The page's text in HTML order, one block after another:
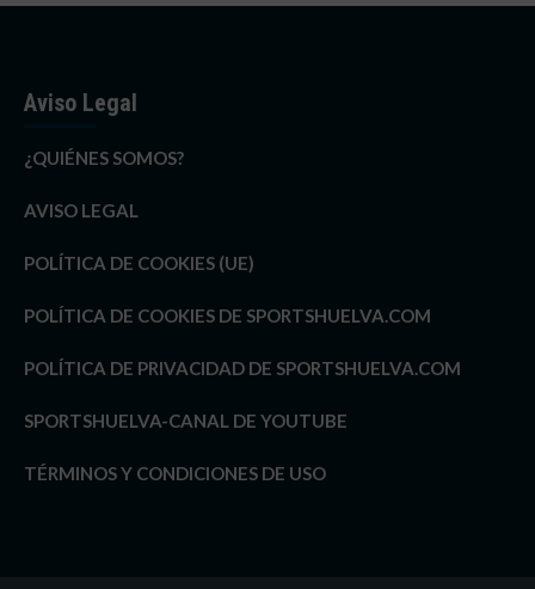
Aviso Legal
¿QUIÉNES SOMOS?
AVISO LEGAL
POLÍTICA DE COOKIES (UE)
POLÍTICA DE COOKIES DE SPORTSHUELVA.COM
POLÍTICA DE PRIVACIDAD DE SPORTSHUELVA.COM
SPORTSHUELVA-CANAL DE YOUTUBE
TÉRMINOS Y CONDICIONES DE USO